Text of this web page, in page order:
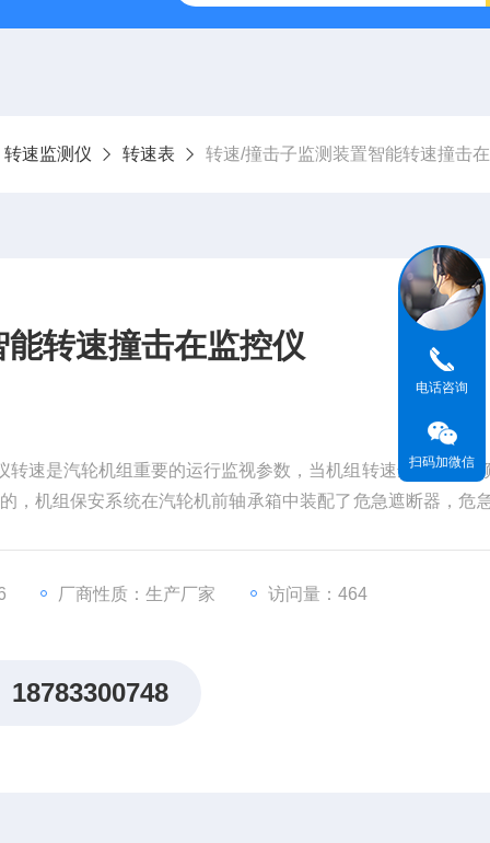
转速监测仪 转速表 转速/撞击子监测装置智能转速撞击
转速撞击在监控仪
速是汽轮机组重要的运行监视参数，当机组转速达到110%
，机组保安系统在汽轮机前轴承箱中装配了危急遮断器，危
厂商性质：生产厂家 访问量：464
18783300748
电话咨询
扫码加微信